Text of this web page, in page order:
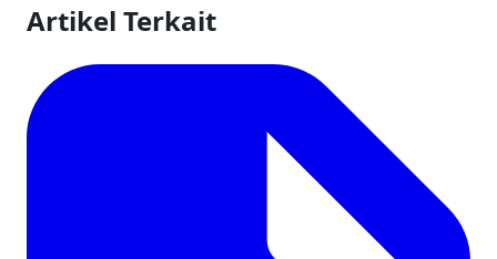
Artikel Terkait